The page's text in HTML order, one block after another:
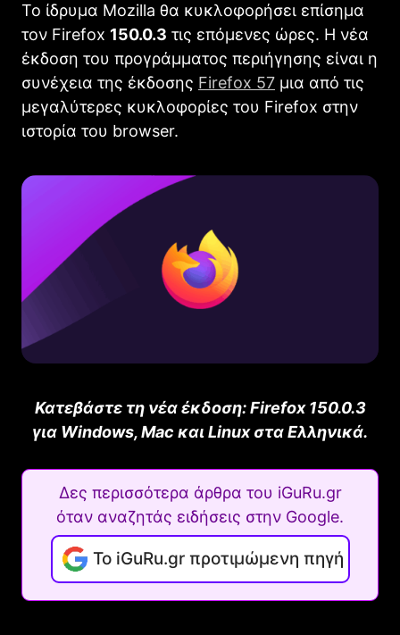
Το ίδρυμα Mozilla θα κυκλοφορήσει επίσημα
τον Firefox 150.0.3 τις επόμενες ώρες. Η νέα
έκδοση του προγράμματος περιήγησης είναι η
συνέχεια της έκδοσης Firefοx 57 μια από τις
μεγαλύτερες κυκλοφορίες του Firefox στην
ιστορία του browser.
Κατεβάστε τη νέα έκδοση: Firefοx 150.0.3
για Windows, Mac και Linux στα Ελληνικά.
Δες περισσότερα άρθρα του iGuRu.gr
όταν αναζητάς ειδήσεις στην Google.
Το iGuRu.gr προτιμώμενη πηγή